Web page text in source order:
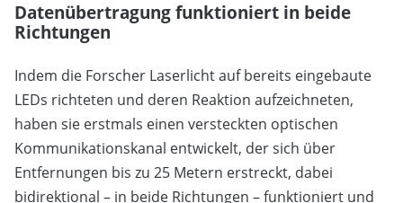
Datenübertragung funktioniert in beide
Richtungen
Indem die Forscher Laserlicht auf bereits eingebaute
LEDs richteten und deren Reaktion aufzeichneten,
haben sie erstmals einen versteckten optischen
Kommunikationskanal entwickelt, der sich über
Entfernungen bis zu 25 Metern erstreckt, dabei
bidirektional – in beide Richtungen – funktioniert und